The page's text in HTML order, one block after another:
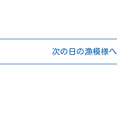
次の日の漁模様へ